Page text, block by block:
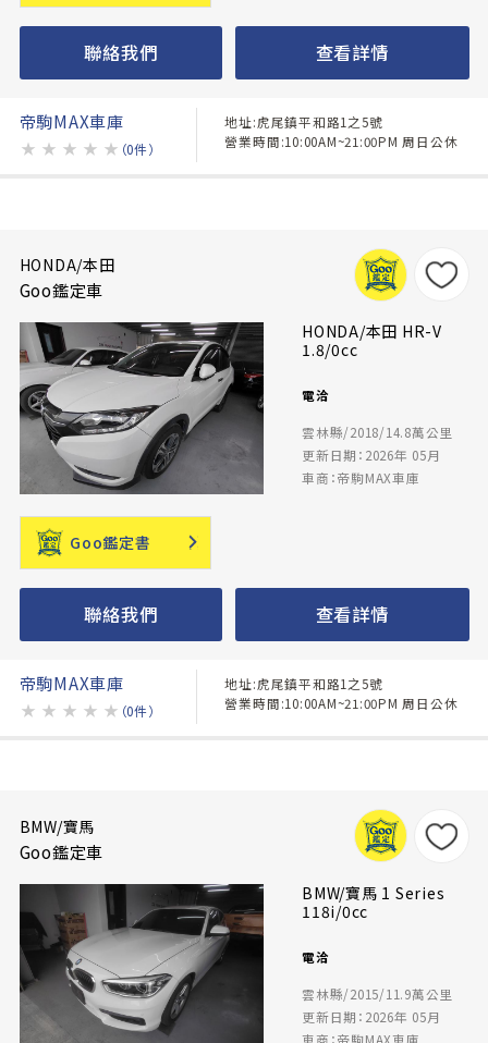
聯絡我們 查看詳情
帝駒MAX車庫
★ ★ ★ ★ ★ （0件）
地址:虎尾鎮平和路1之5號
營業時間:10:00AM~21:00PM 周日公休
HONDA/本田
Goo鑑定車
HONDA/本田 HR-V
1.8/0cc
電洽
雲林縣/2018/14.8萬公里
更新日期：2026年 05月
車商：帝駒MAX車庫
Goo鑑定書
聯絡我們 查看詳情
帝駒MAX車庫
★ ★ ★ ★ ★ （0件）
地址:虎尾鎮平和路1之5號
營業時間:10:00AM~21:00PM 周日公休
BMW/寶馬
Goo鑑定車
BMW/寶馬 1 Series
118i/0cc
電洽
雲林縣/2015/11.9萬公里
更新日期：2026年 05月
車商：帝駒MAX車庫